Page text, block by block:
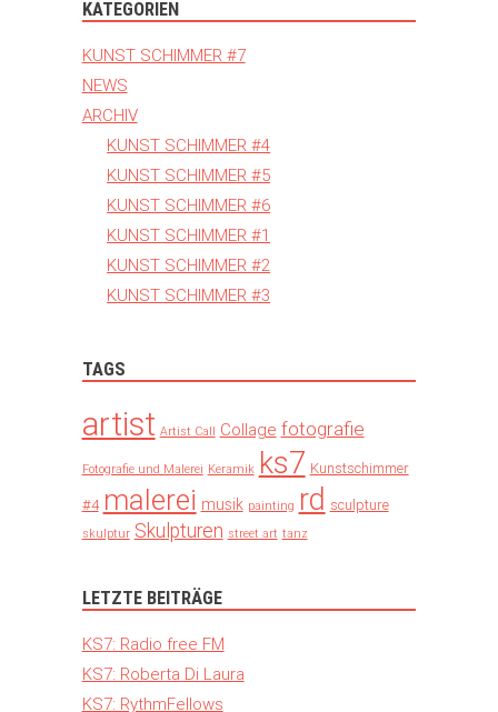
KATEGORIEN
KUNST SCHIMMER #7
NEWS
ARCHIV
KUNST SCHIMMER #4
KUNST SCHIMMER #5
KUNST SCHIMMER #6
KUNST SCHIMMER #1
KUNST SCHIMMER #2
KUNST SCHIMMER #3
TAGS
artist Artist Call Collage fotografie
Fotografie und Malerei Keramik ks7 Kunstschimmer
#4 malerei musik painting rd sculpture
skulptur Skulpturen street art tanz
LETZTE BEITRÄGE
KS7: Radio free FM
KS7: Roberta Di Laura
KS7: RythmFellows